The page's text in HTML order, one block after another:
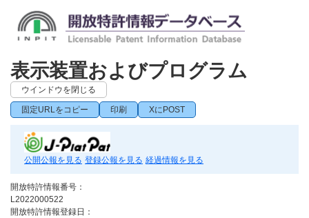
表示装置およびプログラム
ウインドウを閉じる
固定URLをコピー 印刷 XにPOST
公開公報を見る 登録公報を見る 経過情報を見る
開放特許情報番号：
L2022000522
開放特許情報登録日：